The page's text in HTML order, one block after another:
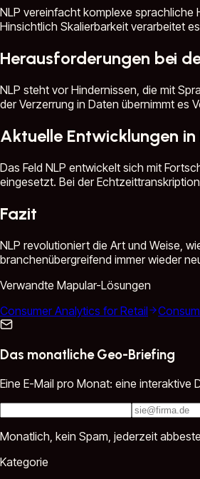
NLP vereinfacht komplexe sprachliche
Hinsichtlich Skalierbarkeit verarbeitet
Herausforderungen bei
NLP steht vor Hindernissen, die mit
der Verzerrung in Daten übernimmt es
Aktuelle Entwicklungen in
Das Feld NLP entwickelt sich mit
eingesetzt. Bei der
Fazit
NLP revolutioniert die Art und Weise,
branchenübergreifend immer wieder
Verwandte Mapular-Lösungen
Consumer Analytics for Retail
Das monatliche Geo-Briefing
Eine E-Mail pro Monat: eine
Monatlich, kein Spam, jederzeit
Kategorie